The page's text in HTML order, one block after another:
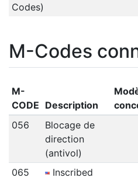
Codes)
M-Codes
M-
CODE Description
056
Blocage de
direction
(antivol)
065
Inscribed